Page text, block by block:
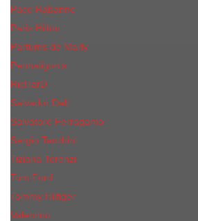
Paco Rabanne
Paris Hilton
Parfums de Marly
Penhaligon​'s
RicHarD
Salvador Dali
Salvatore Ferragamo
Sergio Tacchini
Tiziana Terenzi
Tom Ford
Tommy Hilfiger
Valentino